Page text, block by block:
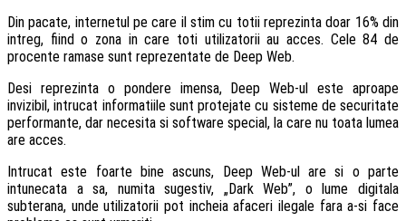
Din pacate, internetul pe care il stim cu totii reprezinta doar 16% din
intreg, fiind o zona in care toti utilizatorii au acces. Cele 84 de
procente ramase sunt reprezentate de Deep Web.
Desi reprezinta o pondere imensa, Deep Web-ul este aproape
invizibil, intrucat informatiile sunt protejate cu sisteme de securitate
performante, dar necesita si software special, la care nu toata lumea
are acces.
Intrucat este foarte bine ascuns, Deep Web-ul are si o parte
intunecata a sa, numita sugestiv, „Dark Web”, o lume digitala
subterana, unde utilizatorii pot incheia afaceri ilegale fara a-si face